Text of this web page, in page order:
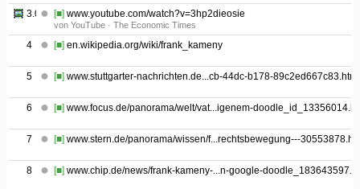
3.03 [■] www.youtube.com/watch?v=3hp2dieosie
von YouTube · The Economic Times
4 [■] en.wikipedia.org/wiki/frank_kameny
5 [■] www.stuttgarter-nachrichten.de...cb-44dc-b178-89c2ed667c83.html
6 [■] www.focus.de/panorama/welt/vat...igenem-
7 [■] www.stern.de/panorama/wissen/f...rechtsbewegung---
8 [■] www.chip.de/news/frank-kameny-...n-google-